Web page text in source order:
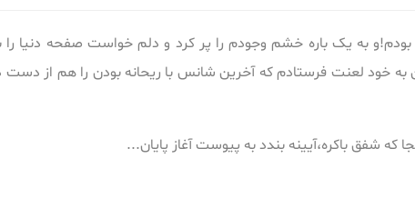
به یک باره خشم وجودم را پر کرد و دلم خواست صفحه دنیا را
به خود لعنت فرستادم که آخرین شانس با ریحانه بودن را هم از
که شفق باکره،آیینه بندد به پیوست آغاز پایان...